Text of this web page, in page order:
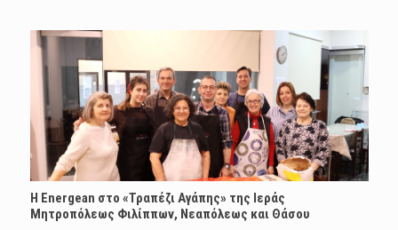
H Energean στο «Τραπέζι Αγάπης» της Ιεράς
Μητροπόλεως Φιλίππων, Νεαπόλεως και Θάσου